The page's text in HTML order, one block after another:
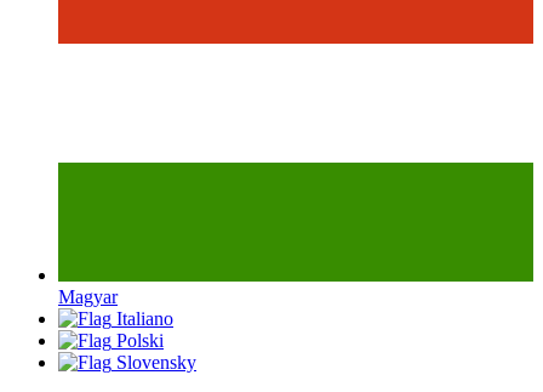
Magyar
Italiano
Polski
Slovensky